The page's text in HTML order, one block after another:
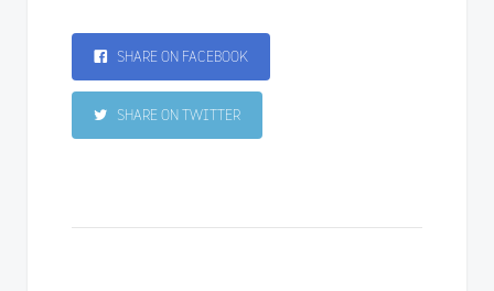
SHARE ON FACEBOOK
SHARE ON TWITTER